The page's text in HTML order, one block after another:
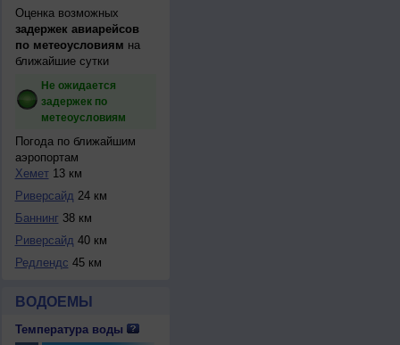
Оценка возможных
задержек авиарейсов
по метеоусловиям на
ближайшие сутки
Не ожидается
задержек по
метеоусловиям
Погода по ближайшим
аэропортам
Хемет13 км
Риверсайд 24 км
Баннинг 38 км
Риверсайд 40 км
Редлендс 45 км
ВОДОЕМЫ
Температура воды